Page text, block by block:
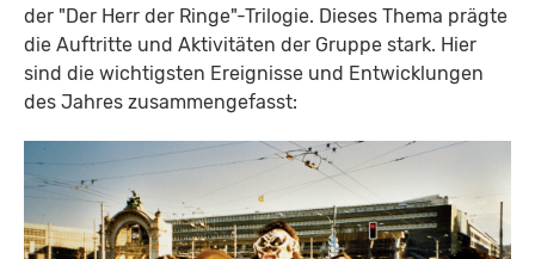
der "Der Herr der Ringe"-Trilogie. Dieses Thema prägte
die Auftritte und Aktivitäten der Gruppe stark. Hier
sind die wichtigsten Ereignisse und Entwicklungen
des Jahres zusammengefasst: